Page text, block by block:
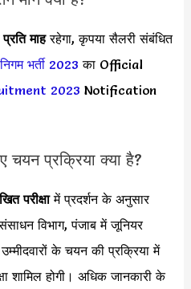
माहरहेगा, कृपया सैलरी संबंधित
भर्ती 2023 का Official
2023 Notification
चयन प्रक्रिया क्या है?
परीक्षा में प्रदर्शन के अनुसार
विभाग, पंजाब में जूनियर
के चयन की प्रक्रिया में
शामिल होगी। अधिक जानकारी के